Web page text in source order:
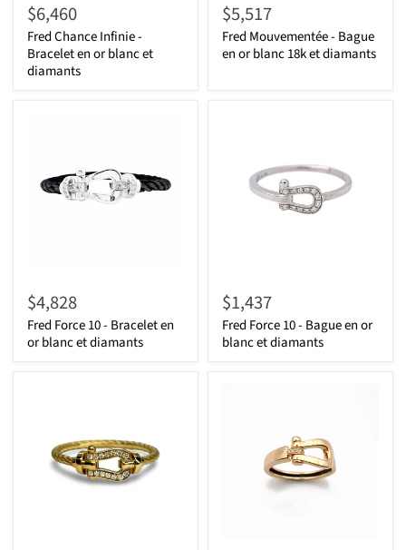
$6,460
Fred Chance Infinie -
Bracelet en or blanc et
diamants
$5,517
Fred Mouvementée - Bague
en or blanc 18k et diamants
$4,828
Fred Force 10 - Bracelet en
or blanc et diamants
$1,437
Fred Force 10 - Bague en or
blanc et diamants